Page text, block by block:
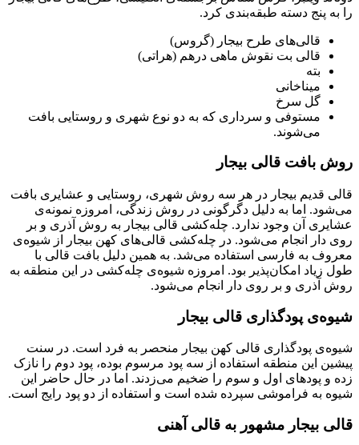
را به پنج دسته طبقه‌بندی کرد.
قالی‌های طرح بیجار (گروس)
قالی بت نقوش ماهی درهم (هراتی)
بته
میناخانی
گل سرخ
مستوفی و سرداری که به دو نوع شهری و روستایی بافت
می‌شوند.
روش بافت قالی بیجار
قالی قدیم بیجار در هر سه روش شهری، روستایی و عشایری بافت
می‌شود. اما به دلیل دگرگونی در روش زندگی، امروزه نمونه‌ی
عشایری آن وجود ندارد. چله‌کشی قالی بیجار به روش آذری و بر
روی دار انجام می‌شود. در چله‌کشی قالی‌های کهن بیجار از شیوه‌ی
معروف به فارسی استفاده می‌شد. به همین دلیل بافت قالی با
طول زیاد امکان‌پذیر بود. امروزه شیوه‌ی چله‌کشی در این منطقه به
روش آذری و بر روی دار انجام می‌شود.
شیوه‌ی پود‌گذاری قالی بیجار
شیوه‌ی پودگذاری قالی کهن بیجار منحصر به فرد است. در سنت
پیشین این منطقه استفاده از سه پود مرسوم بوده، پود دوم را نازک
زده و پودهای اول و سوم را ضخیم می‌زدند. اما در حال حاضر این
شیوه به فراموشی سپرده شده است و استفاده از دو پود رایج است.
قالی بیجار مشهور به قالی آهنی